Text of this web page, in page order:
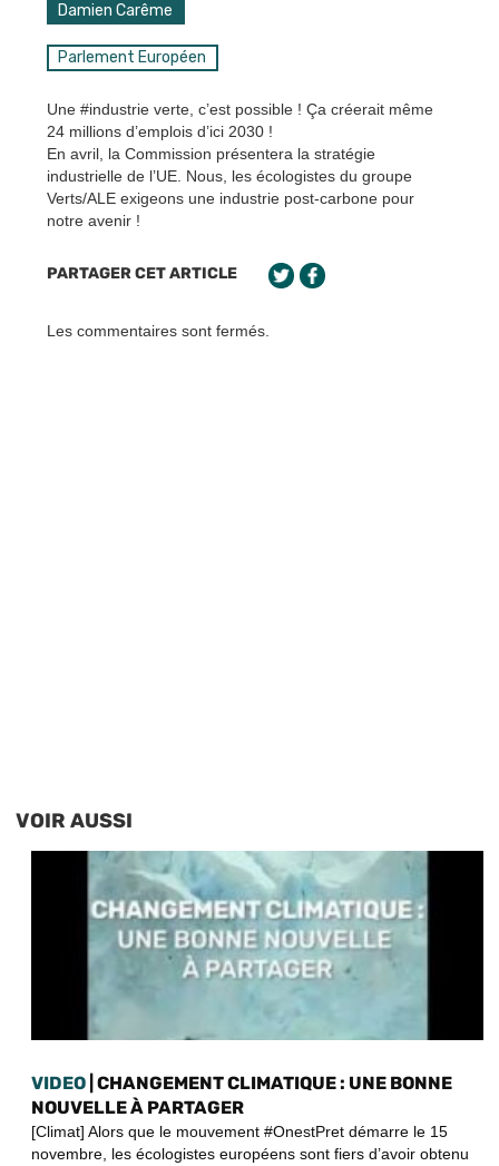
Damien Carême
Parlement Européen
Une #industrie verte, c’est possible ! Ça créerait même
24 millions d’emplois d’ici 2030 !
En avril, la Commission présentera la stratégie
industrielle de l’UE. Nous, les écologistes du groupe
Verts/ALE exigeons une industrie post-carbone pour
notre avenir !
PARTAGER CET ARTICLE
Les commentaires sont fermés.
VOIR AUSSI
VIDEO | CHANGEMENT CLIMATIQUE : UNE BONNE
NOUVELLE À PARTAGER
[Climat] Alors que le mouvement #OnestPret démarre le 15
novembre, les écologistes européens sont fiers d’avoir obtenu